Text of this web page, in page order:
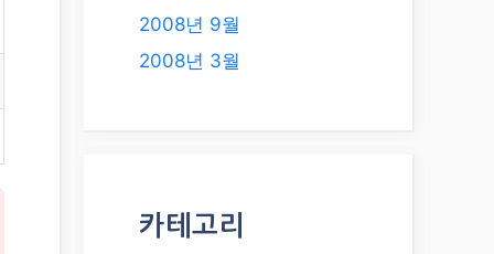
2008년 9월
2008년 3월
카테고리